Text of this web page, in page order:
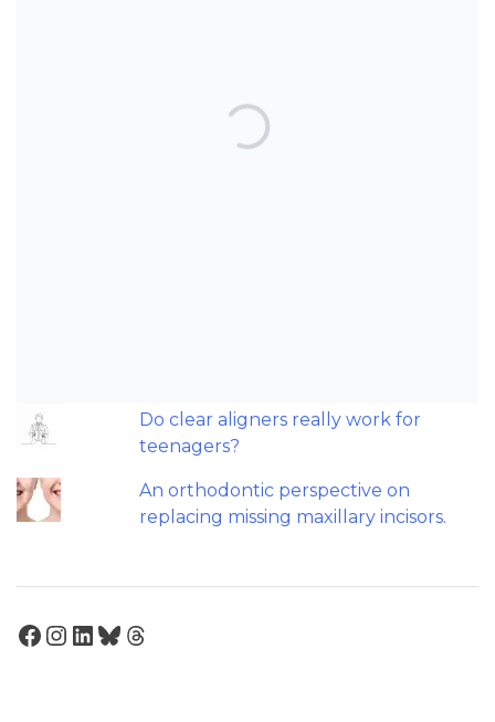
TOP POSTS & PAGES
Can AI really be used for orthodontic
Do clear aligners really work for
teenagers?
An orthodontic perspective on
replacing missing maxillary incisors.
Facebook
Instagram
LinkedIn
Bluesky
Threads